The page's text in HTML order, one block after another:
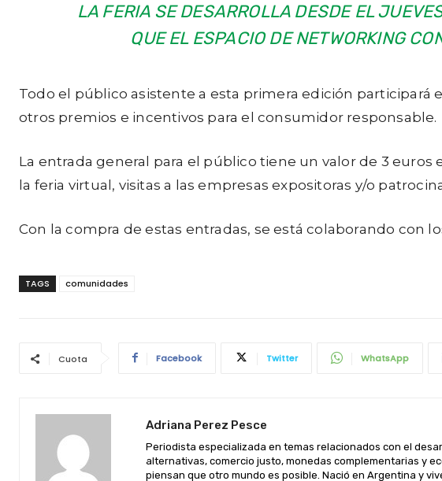
LA FERIA SE DESARROLLA DESDE EL
QUE EL ESPACIO DE NETWORKING
Todo el público asistente a esta primera edición
otros premios e incentivos para el consumidor responsable.
La entrada general para el público tiene un valor de 3
la feria virtual, visitas a las empresas expositoras y/o
Con la compra de estas entradas, se está colaborando con
TAGS comunidades
Cuota Facebook Twitter WhatsApp
Adriana Perez Pesce
Periodista especializada en temas relacionados con el
alternativas, comercio justo, monedas complementarias y
piensan que otro mundo es posible. Nació en Argentina y